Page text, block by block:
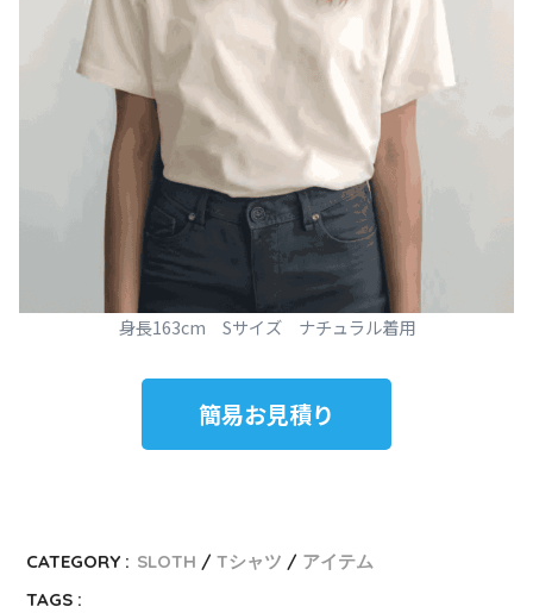
身長163cm Sサイズ ナチュラル着用
簡易お見積り
CATEGORY : SLOTH Tシャツ
アイテム
TAGS :